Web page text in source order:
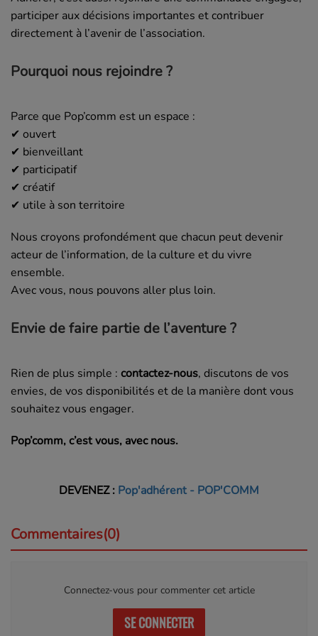
participer aux décisions importantes et contribuer
directement à l’avenir de l’association.
Pourquoi nous rejoindre ?
Parce que Pop’comm est un espace :
✔ ouvert
✔ bienveillant
✔ participatif
✔ créatif
✔ utile à son territoire
Nous croyons profondément que chacun peut devenir
acteur de l’information, de la culture et du vivre
ensemble.
Avec vous, nous pouvons aller plus loin.
Envie de faire partie de l’aventure ?
Rien de plus simple : contactez-nous, discutons de vos
envies, de vos disponibilités et de la manière dont vous
souhaitez vous engager.
Pop’comm, c’est vous, avec nous.
DEVENEZ : Pop'adhérent - POP'COMM
Commentaires(0)
Connectez-vous pour commenter cet article
SE CONNECTER